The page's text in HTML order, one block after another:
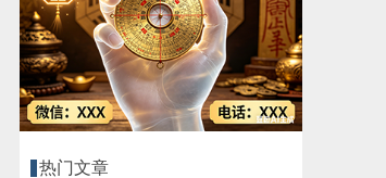
热门文章